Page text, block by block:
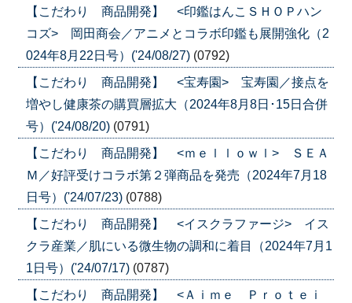
【こだわり 商品開発】 <印鑑はんこＳＨＯＰハン
コズ> 岡田商会／アニメとコラボ印鑑も展開強化（2
024年8月22日号）('24/08/27) (0792)
【こだわり 商品開発】 <宝寿園> 宝寿園／接点を
増やし健康茶の購買層拡大（2024年8月8日･15日合併
号）('24/08/20) (0791)
【こだわり 商品開発】 <ｍｅｌｌｏｗｌ> ＳＥＡ
Ｍ／好評受けコラボ第２弾商品を発売（2024年7月18
日号）('24/07/23) (0788)
【こだわり 商品開発】 <イスクラファージ> イス
クラ産業／肌にいる微生物の調和に着目（2024年7月1
1日号）('24/07/17) (0787)
【こだわり 商品開発】 <Ａｉｍｅ Ｐｒｏｔｅｉ